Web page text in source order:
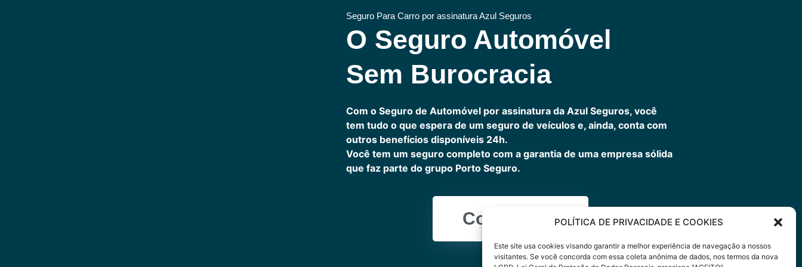
POLÍTICA DE PRIVACIDADE E COOKIES
Este site usa cookies visando garantir a melhor experiência de navegação a nossos
visitantes. Se você concorda com essa coleta anônima de dados, nos termos da nova
Seguro Para Carro por assinatura Azul Seguros
O Seguro Automóvel
Sem Burocracia
Com o Seguro de Automóvel por assinatura da Azul Seguros, você
tem tudo o que espera de um seguro de veículos e, ainda, conta com
outros benefícios disponíveis 24h.
Você tem um seguro completo com a garantia de uma empresa sólida
que faz parte do grupo Porto Seguro.
Cote Agora